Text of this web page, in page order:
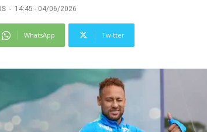
- 14:45 - 04/06/2026
WhatsApp Twitter